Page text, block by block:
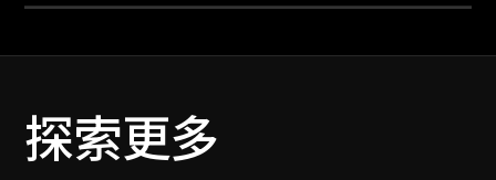
探索更多